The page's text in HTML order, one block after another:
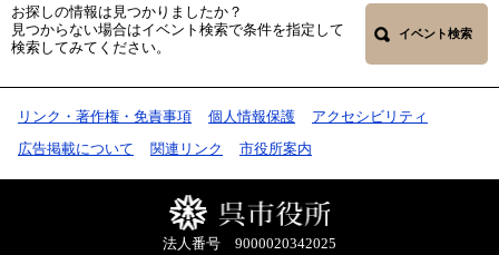
お探しの情報は見つかりましたか？
見つからない場合はイベント検索で条件を指定して
検索してみてください。
イベント検索
リンク・著作権・免責事項 個人情報保護 アクセシビリティ
広告掲載について 関連リンク 市役所案内
法人番号 9000020342025